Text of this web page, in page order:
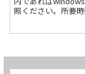
照ください。所要